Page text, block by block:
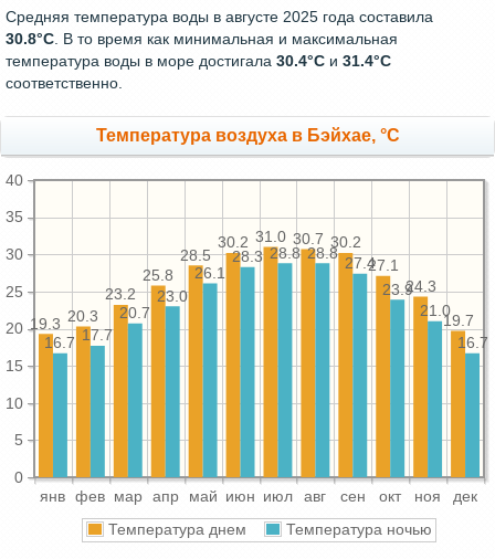
Средняя температура воды в августе 2025 года составила
30.8°C. В то время как минимальная и максимальная
температура воды в море достигала 30.4°C и 31.4°C
соответственно.
Температура воздуха в Бэйхае, °C
янв фев мар апр май июн июл авг сен окт ноя дек
0
5
10
15
20
25
30
35
40
19.7
24.3
27.1
30.2
30.7
31.0
30.2
28.5
25.8
23.2
20.3
19.3
16.7
21.0
23.9
27.4
28.8
28.8
28.3
26.1
23.0
20.7
17.7
16.7
Температура днем Температура ночью